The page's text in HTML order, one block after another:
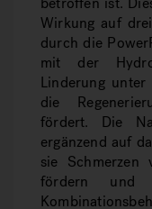
Wirkung auf
durch die
mit der
Linderung
die
fördert. Die
ergänzend auf
sie Schmerzen
fördern und